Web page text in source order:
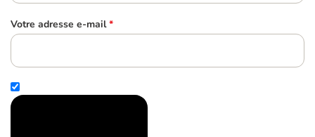
Votre adresse e-mail *